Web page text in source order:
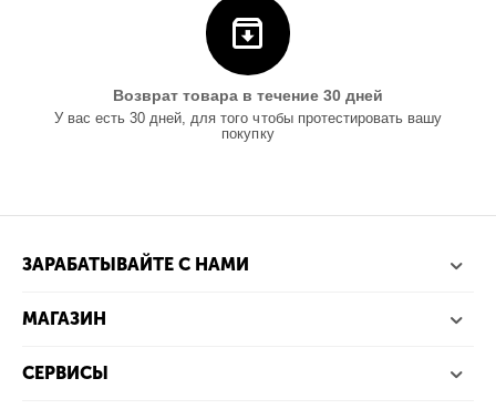
Возврат товара в течение 30 дней
У вас есть 30 дней, для того чтобы протестировать вашу
покупку
ЗАРАБАТЫВАЙТЕ С НАМИ
МАГАЗИН
СЕРВИСЫ